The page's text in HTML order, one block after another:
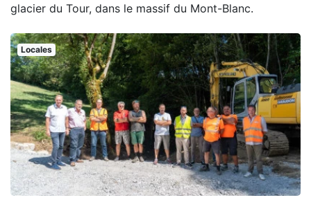
glacier du Tour, dans le massif du Mont-Blanc.
Locales